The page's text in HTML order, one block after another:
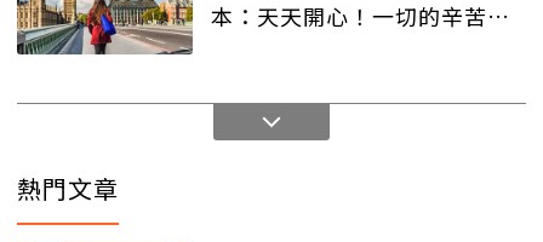
本：天天開心！一切的辛苦都
熱門文章